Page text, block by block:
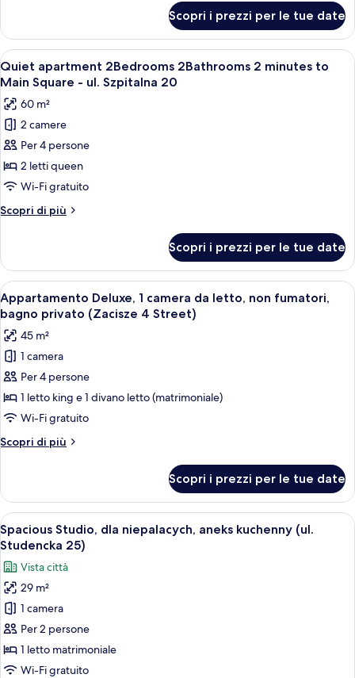
Square
Szpitalna
20
Street
studio
minutes
to
Square
Szpitalna
20
Street
Scopri i prezzi per le tue date
Apri
tutte
le
foto
per
Quiet
apartment
2Bedrooms
2Bathrooms
2
to
Main
Square
-
ul.
Szpitalna
20
Una camera d'albergo con un letto,
25
Quiet apartment 2Bedrooms 2Bathrooms 2 minutes to
Main Square - ul. Szpitalna 20
60 m²
2 camere
Per 4 persone
2 letti queen
Wi-Fi gratuito
Scopri di più
Altri
apartment
2Bedrooms
2Bathrooms
2
minutes
to
Main
Square
-
ul.
20
Scopri i prezzi per le tue date
Apri
tutte
le
foto
per
Appartamento
Deluxe,
1
camera
da
non
fumatori,
bagno
privato
(Zacisze
4
Street)
Una camera da letto con un letto
15
Appartamento Deluxe, 1 camera da letto, non fumatori,
bagno privato (Zacisze 4 Street)
45 m²
1 camera
Per 4 persone
1 letto king e 1 divano letto (matrimoniale)
Wi-Fi gratuito
Scopri di più
Altri
Deluxe,
camera
da
non
fumatori,
bagno
privato
(Zacisze
Street)
Scopri i prezzi per le tue date
Apri
tutte
le
foto
per
Spacious
Studio,
dla
niepalacych,
Una camera da letto con un letto,
15
Spacious Studio, dla niepalacych, aneks kuchenny (ul.
Studencka 25)
Vista città
29 m²
1 camera
Per 2 persone
1 letto matrimoniale
Wi-Fi gratuito